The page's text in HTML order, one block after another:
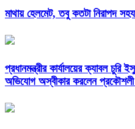
মাথায় হেলমেট, তবু কতটা নিরাপদ
প্রধানমন্ত্রীর কার্যালয়ের ক্যাবল চুরি
অভিযোগ অস্বীকার করলেন প্রকৌশলী